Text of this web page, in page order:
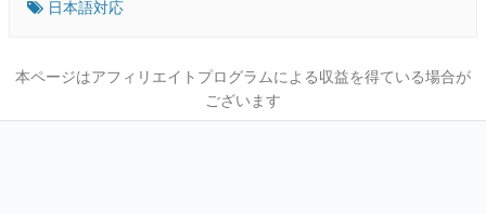
日本語対応
本ページはアフィリエイトプログラムによる収益を得ている場合が
ございます